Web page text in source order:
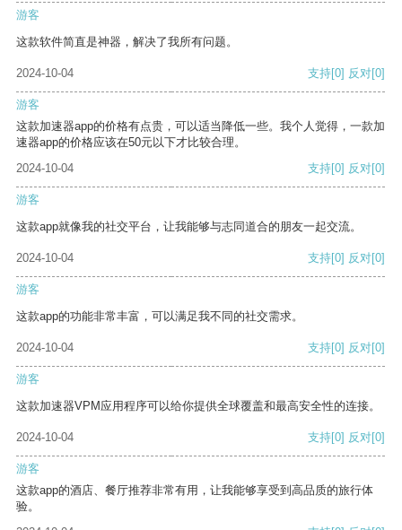
游客
这款软件简直是神器，解决了我所有问题。
2024-10-04 支持[0] 反对[0]
游客
这款加速器app的价格有点贵，可以适当降低一些。我个人觉得，一款加
速器app的价格应该在50元以下才比较合理。
2024-10-04
支持[0] 反对[0]
游客
这款app就像我的社交平台，让我能够与志同道合的朋友一起交流。
2024-10-04 支持[0] 反对[0]
游客
这款app的功能非常丰富，可以满足我不同的社交需求。
2024-10-04 支持[0] 反对[0]
游客
这款加速器VPM应用程序可以给你提供全球覆盖和最高安全性的连接。
2024-10-04 支持[0] 反对[0]
游客
这款app的酒店、餐厅推荐非常有用，让我能够享受到高品质的旅行体
验。